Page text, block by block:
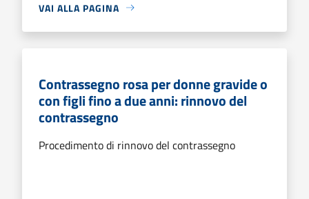
VAI ALLA PAGINA
Contrassegno rosa per donne gravide o
con figli fino a due anni: rinnovo del
contrassegno
Procedimento di rinnovo del contrassegno